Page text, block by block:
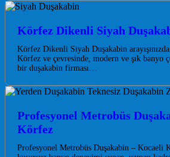
Körfez Dikenli Siyah
Körfez Dikenli Siyah Duşakabin arayışınızda
Körfez ve çevresinde, modern ve şık banyo
bir duşakabin firması…
Profesyonel Metrobüs
Körfez
Profesyonel Metrobüs Duşakabin – Kocaeli